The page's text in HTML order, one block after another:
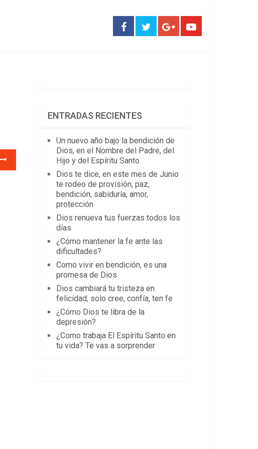
ENTRADAS RECIENTES
Un nuevo año bajo la bendición de
Dios, en el Nombre del Padre, del
Hijo y del Espíritu Santo
Dios te dice, en este mes de Junio
te rodeo de provisión, paz,
bendición, sabiduría, amor,
protección
Dios renueva tus fuerzas todos los
días
¿Cómo mantener la fe ante las
dificultades?
Como vivir en bendición, es una
promesa de Dios
Dios cambiará tu tristeza en
felicidad, solo cree, confía, ten fe
¿Cómo Dios te libra de la
depresión?
¿Como trabaja El Espíritu Santo en
tu vida? Te vas a sorprender